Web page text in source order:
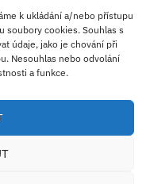
k ukládání a/nebo přístupu
soubory cookies. Souhlas s
údaje, jako je chování při
Nesouhlas nebo odvolání
a funkce.
Google
Pay
PayPal
ZBOŽÍ
O NÁS B2B
IMPRINT
COOKIES
1303 Sofia, Bulharsko